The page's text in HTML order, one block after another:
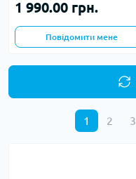
1 990.00 грн.
Повідомити мене
1 2 3